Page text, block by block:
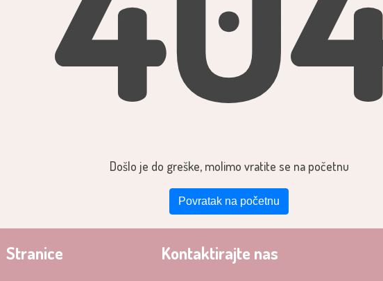
Došlo je do greške, molimo vratite se na početnu
Povratak na početnu
Stranice Kontaktirajte nas